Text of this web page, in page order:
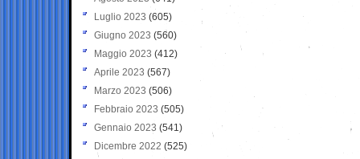
Luglio 2023 (605)
Giugno 2023 (560)
Maggio 2023 (412)
Aprile 2023 (567)
Marzo 2023 (506)
Febbraio 2023 (505)
Gennaio 2023 (541)
Dicembre 2022 (525)